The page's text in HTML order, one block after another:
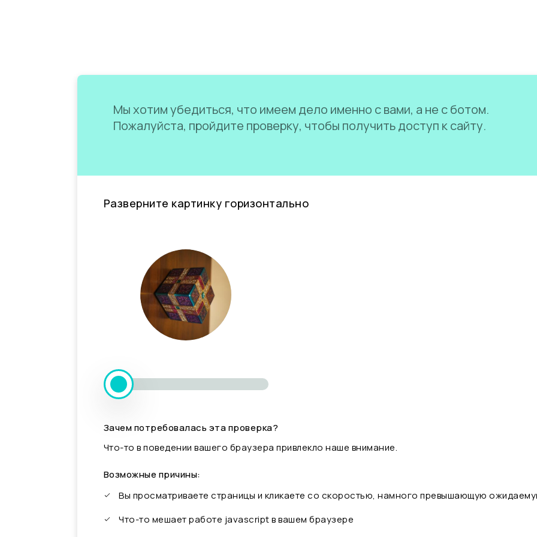
Мы хотим убедиться, что имеем дело именно с вами, а не с ботом.
Пожалуйста, пройдите проверку, чтобы получить доступ к сайту.
Разверните картинку горизонтально
Зачем потребовалась эта проверка?
Что-то в поведении вашего браузера привлекло наше внимание.
Возможные причины:
Вы просматриваете страницы и кликаете со скоростью, намного превышающую
Что-то мешает работе javascript в вашем браузере